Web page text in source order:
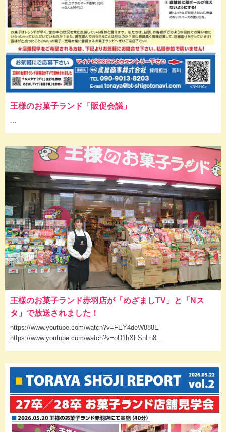
王様のお菓子ランド「販促会議」
王様のお菓子ランド赤羽店が「めざましTV」と「Nス
タ」で放送されました！
https://www.youtube.com/watch?v=FEY4deW888E
https://www.youtube.com/watch?v=oD1hXFSnLn8...